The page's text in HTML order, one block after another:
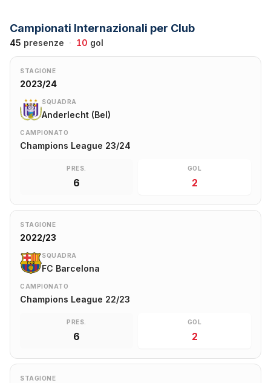
Campionati Internazionali per Club
45 presenze · 10 gol
STAGIONE
2023/24
SQUADRA
Anderlecht (Bel)
CAMPIONATO
Champions League 23/24
PRES.
6
GOL
2
STAGIONE
2022/23
SQUADRA
FC Barcelona
CAMPIONATO
Champions League 22/23
PRES.
6
GOL
2
STAGIONE